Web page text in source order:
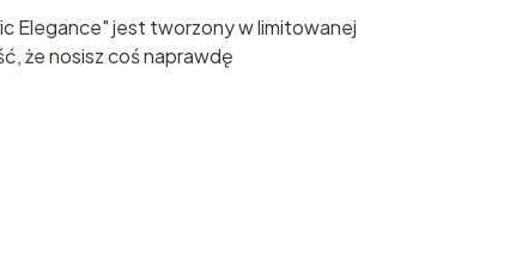
Elegance" jest tworzony w limitowanej
że nosisz coś naprawdę